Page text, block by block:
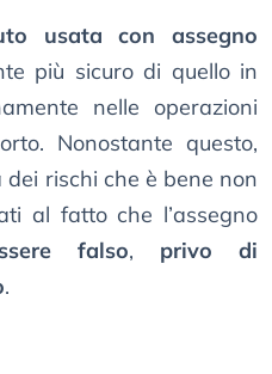
usata con assegno
più sicuro di quello in
nelle operazioni
Nonostante questo,
dei rischi che è bene non
al fatto che l’assegno
falso, privo di
.